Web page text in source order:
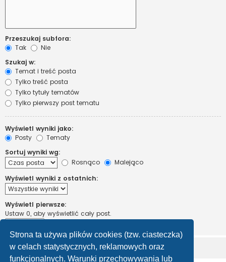
Strona ta używa plików cookies (tzw. ciasteczka)
w celach statystycznych, reklamowych oraz
funkcjonalnych. Warunki przechowywania lub
Przeszukaj subfora:
Tak
Nie
Szukaj w:
Temat i treść posta
Tylko treść posta
Tylko tytuły tematów
Tylko pierwszy post tematu
Wyświetl wyniki jako:
Posty
Tematy
Sortuj wyniki wg:
Rosnąco
Malejąco
Wyświetl wyniki z ostatnich:
Wyświetl pierwsze:
Ustaw 0, aby wyświetlić cały post.